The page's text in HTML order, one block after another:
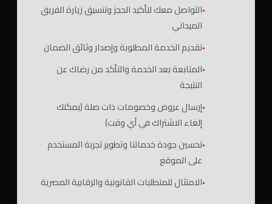
التواصل معك لتأكيد الحجز وتنسيق زيارة الفريق
الميداني
تقديم الخدمة المطلوبة وإصدار وثائق الضمان
المتابعة بعد الخدمة والتأكد من رضاك عن
النتيجة
إرسال عروض وخصومات ذات صلة (يمكنك
إلغاء الاشتراك في أي وقت)
تحسين جودة خدماتنا وتطوير تجربة المستخدم
على الموقع
الامتثال للمتطلبات القانونية والرقابية المصرية